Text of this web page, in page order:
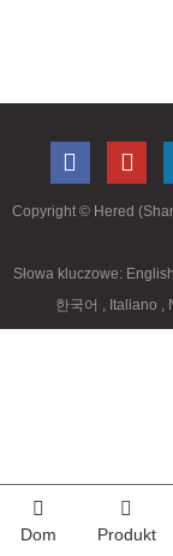
Copyright © Hered
Słowa kluczowe: English
한국어
Italiano
Dom Produkt